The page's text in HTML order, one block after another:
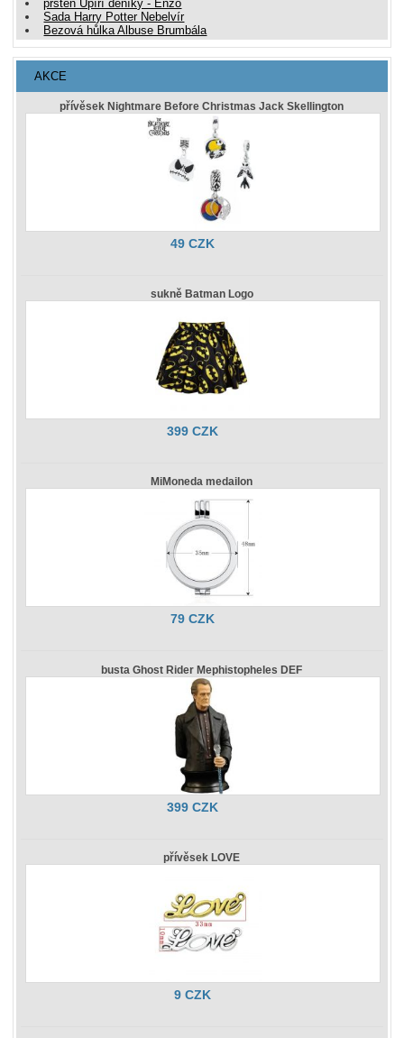
prsten Upíří deníky - Enzo
Sada Harry Potter Nebelvír
Bezová hůlka Albuse Brumbála
AKCE
přívěsek Nightmare Before Christmas Jack Skellington
49 CZK
sukně Batman Logo
399 CZK
MiMoneda medailon
79 CZK
busta Ghost Rider Mephistopheles DEF
399 CZK
přívěsek LOVE
9 CZK